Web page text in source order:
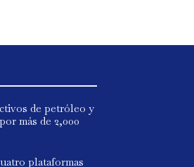
de petróleo y
más de 2,000
plataformas